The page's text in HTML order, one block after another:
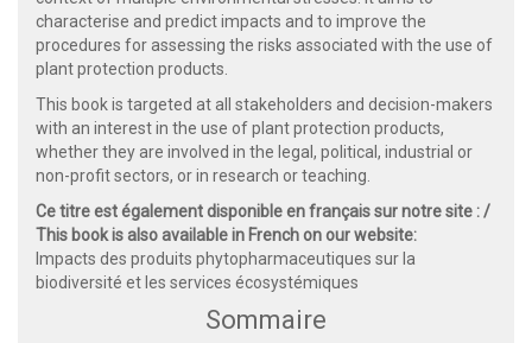
characterise and predict impacts and to improve the
procedures for assessing the risks associated with the use of
plant protection products.
This book is targeted at all stakeholders and decision-makers
with an interest in the use of plant protection products,
whether they are involved in the legal, political, industrial or
non-profit sectors, or in research or teaching.
Ce titre est également disponible en français sur notre site : /
This book is also available in French on our website:
Impacts des produits phytopharmaceutiques sur la
biodiversité et les services écosystémiques
Sommaire